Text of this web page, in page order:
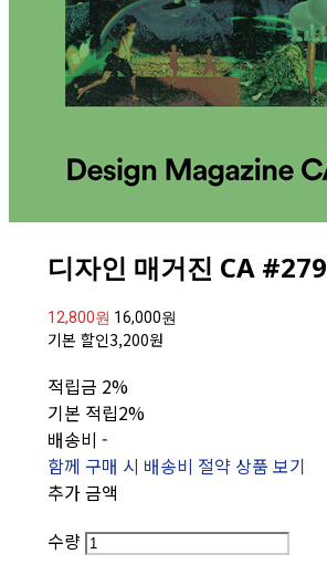
디자인 매거진 CA #279
12,800원 16,000원
기본 할인3,200원
적립금 2%
기본 적립2%
배송비 -
함께 구매 시 배송비 절약 상품 보기
추가 금액
수량